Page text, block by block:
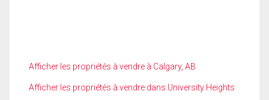
Afficher les propriétés à vendre à Calgary, AB
Afficher les propriétés à vendre dans University Heights